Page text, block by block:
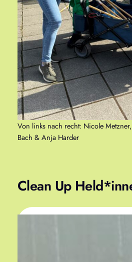
Von links nach recht: Nicole
Bach & Anja Harder
Clean Up